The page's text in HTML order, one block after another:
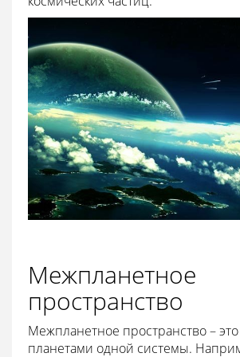
Межпланетное
пространство
Межпланетное пространство –
планетами одной системы.